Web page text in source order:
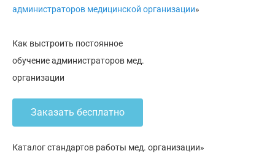
администраторов медицинской организации»
Как выстроить постоянное
обучение администраторов мед.
организации
Заказать бесплатно
Каталог стандартов работы мед. организации»